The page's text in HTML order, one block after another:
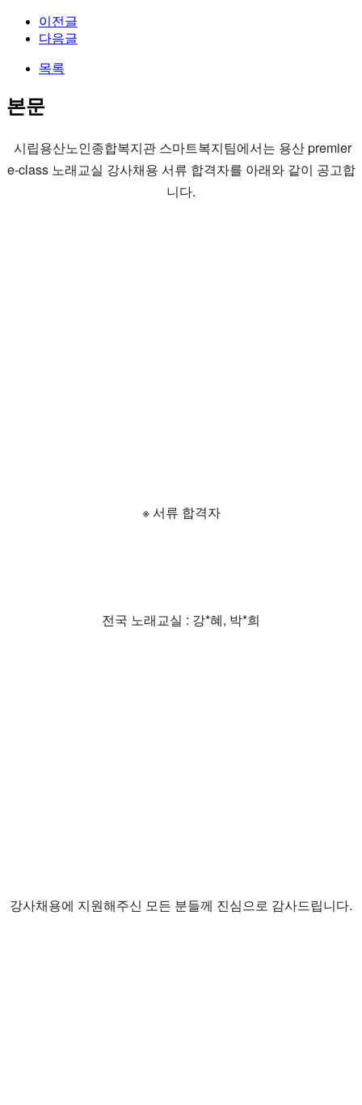
이전글
다음글
목록
본문
시립용산노인종합복지관 스마트복지팀에서는 용산 premier
e-class 노래교실 강사채용 서류 합격자를 아래와 같이 공고합
니다.
※ 서류 합격자
전국 노래교실 : 강*혜, 박*희
강사채용에 지원해주신 모든 분들께 진심으로 감사드립니다.